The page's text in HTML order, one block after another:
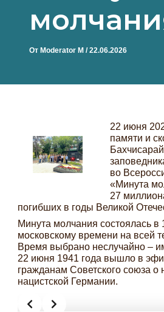
От Moderator M /22.06.2026
22 июня
памяти и
во
«Минута
27
погибших в годы Великой
Минута молчания состоялась в
московскому времени на всей
Время выбрано неслучайно –
22 июня 1941 года вышло в
гражданам Советского союза о
нацистской Германии.